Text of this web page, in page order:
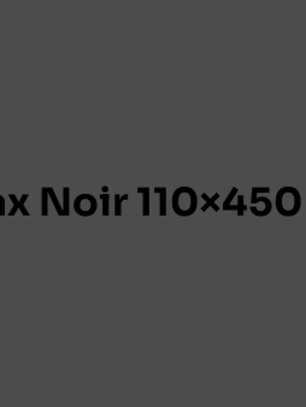
Noir 110×450